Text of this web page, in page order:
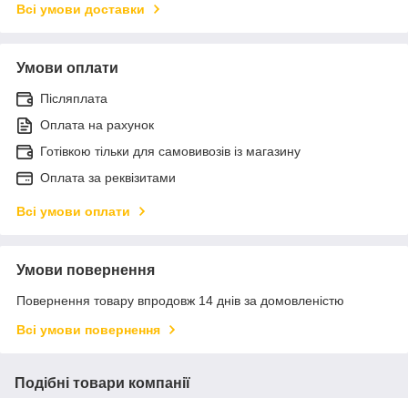
Всі умови доставки
Умови оплати
Післяплата
Оплата на рахунок
Готівкою тільки для самовивозів із магазину
Оплата за реквізитами
Всі умови оплати
Умови повернення
Повернення товару впродовж 14 днів за домовленістю
Всі умови повернення
Подібні товари компанії